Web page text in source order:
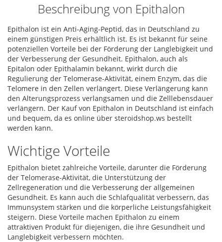
Beschreibung von Epithalon
Epithalon ist ein Anti-Aging-Peptid, das in Deutschland zu
einem günstigen Preis erhältlich ist. Es ist bekannt für seine
potenziellen Vorteile bei der Förderung der Langlebigkeit und
der Verbesserung der Gesundheit. Epithalon, auch als
Epitalon oder Epithalamin bekannt, wirkt durch die
Regulierung der Telomerase-Aktivität, einem Enzym, das die
Telomere in den Zellen verlängert. Diese Verlängerung kann
den Alterungsprozess verlangsamen und die Zelllebensdauer
verlängern. Der Kauf von Epithalon in Deutschland ist einfach
und bequem, da es online über steroidshop.ws bestellt
werden kann.
Wichtige Vorteile
Epithalon bietet zahlreiche Vorteile, darunter die Förderung
der Telomerase-Aktivität, die Unterstützung der
Zellregeneration und die Verbesserung der allgemeinen
Gesundheit. Es kann auch die Schlafqualität verbessern, das
Immunsystem stärken und die körperliche Leistungsfähigkeit
steigern. Diese Vorteile machen Epithalon zu einem
attraktiven Produkt für diejenigen, die ihre Gesundheit und
Langlebigkeit verbessern möchten.